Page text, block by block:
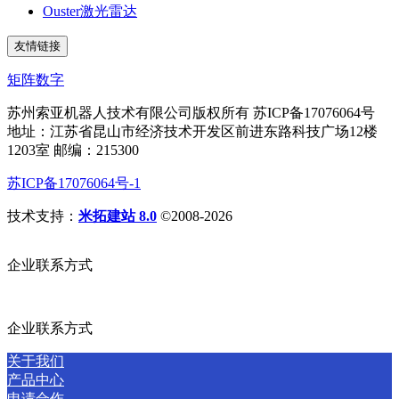
Ouster激光雷达
友情链接
矩阵数字
苏州索亚机器人技术有限公司版权所有 苏ICP备17076064号
地址：江苏省昆山市经济技术开发区前进东路科技广场12楼
1203室 邮编：215300
苏ICP备17076064号-1
技术支持： 米拓建站 8.0 ©2008-2026
企业联系方式
企业联系方式
关于我们
产品中心